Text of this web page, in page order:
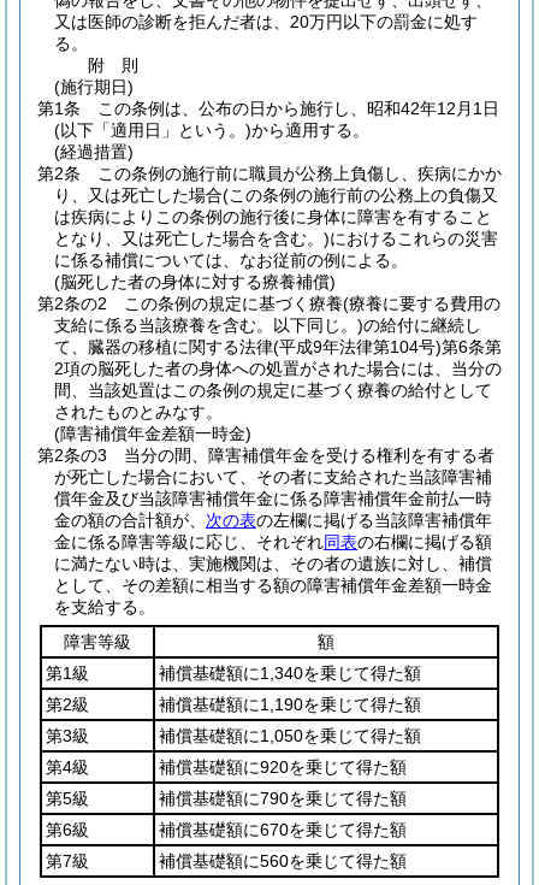
又は医師の診断を拒んだ者は、20万円以下の罰金に処す
る。
附 則
(施行期日)
第1条
この条例は、公布の日から施行し、昭和42年12月1日
(以下「適用日」という。)から適用する。
(経過措置)
第2条
この条例の施行前に職員が公務上負傷し、疾病にかか
り、又は死亡した場合(この条例の施行前の公務上の負傷又
は疾病によりこの条例の施行後に身体に障害を有すること
となり、又は死亡した場合を含む。)におけるこれらの災害
に係る補償については、なお従前の例による。
(脳死した者の身体に対する療養補償)
第2条の2
この条例の規定に基づく療養(療養に要する費用の
支給に係る当該療養を含む。以下同じ。)の給付に継続し
て、臓器の移植に関する法律(平成9年法律第104号)第6条第
2項の脳死した者の身体への処置がされた場合には、当分の
間、当該処置はこの条例の規定に基づく療養の給付として
されたものとみなす。
(障害補償年金差額一時金)
第2条の3
当分の間、障害補償年金を受ける権利を有する者
が死亡した場合において、その者に支給された当該障害補
償年金及び当該障害補償年金に係る障害補償年金前払一時
金の額の合計額が、 次の表の左欄に掲げる当該障害補償年
金に係る障害等級に応じ、それぞれ同表の右欄に掲げる額
に満たない時は、実施機関は、その者の遺族に対し、補償
として、その差額に相当する額の障害補償年金差額一時金
を支給する。
障害等級
額
第1級
補償基礎額に1,340を乗じて得た額
第2級
補償基礎額に1,190を乗じて得た額
第3級
補償基礎額に1,050を乗じて得た額
第4級
補償基礎額に920を乗じて得た額
第5級
補償基礎額に790を乗じて得た額
第6級
補償基礎額に670を乗じて得た額
第7級
補償基礎額に560を乗じて得た額